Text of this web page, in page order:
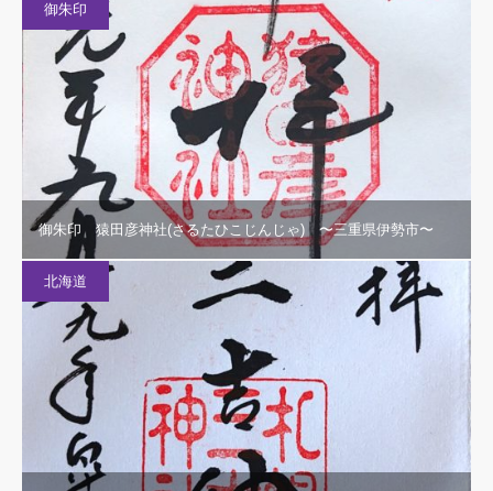
御朱印
御朱印 猿田彦神社(さるたひこじんじゃ) 〜三重県伊勢市〜
北海道